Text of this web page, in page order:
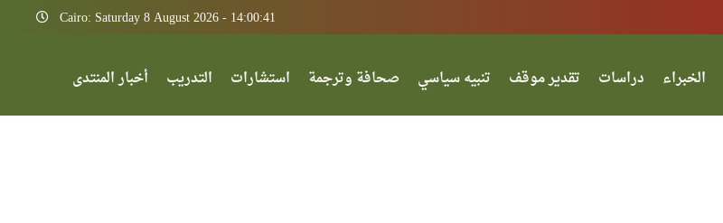
Cairo: Saturday 8 August 2026 - 14:00:41
الخبراء دراسات تقدير موقف تنبيه سياسي صحافة وترجمة استشارات التدريب أخبار المنتدى